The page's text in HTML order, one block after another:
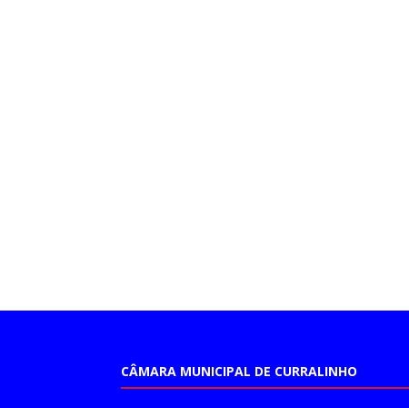
CÂMARA MUNICIPAL DE CURRALINHO